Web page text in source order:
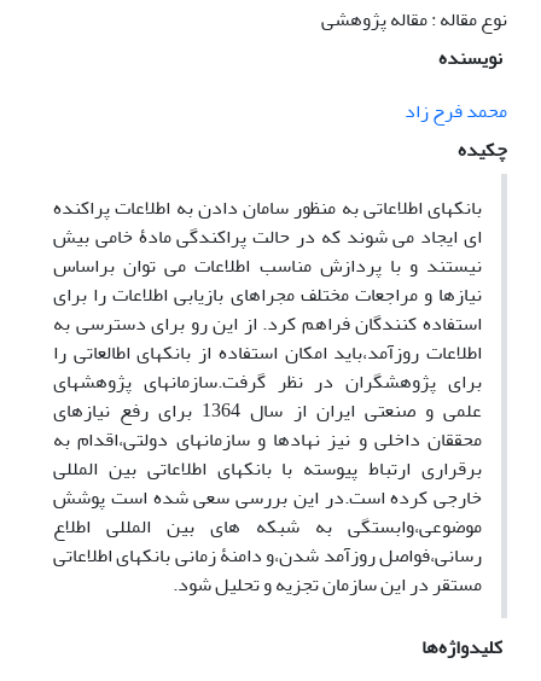
نوع مقاله : مقاله پژوهشی
نویسنده
محمد فرح زاد
چکیده
بانکهای اطلاعاتی به منظور سامان دادن به اطلاعات پراکنده
ای ایجاد می شوند که در حالت پراکندگی مادۀ خامی بیش
نیستند و با پردازش مناسب اطلاعات می توان براساس
نیازها و مراجعات مختلف مجراهای بازیابی اطلاعات را برای
استفاده کنندگان فراهم کرد. از این رو برای دسترسی به
اطلاعات روزآمد،باید امکان استفاده از بانکهای اطالعاتی را
برای پژوهشگران در نظر گرفت.سازمانهای پژوهشهای
علمی و صنعتی ایران از سال 1364 برای رفع نیازهای
محققان داخلی و نیز نهادها و سازمانهای دولتی،اقدام به
برقراری ارتباط پیوسته با بانکهای اطلاعاتی بین المللی
خارجی کرده است.در این بررسی سعی شده است پوشش
موضوعی،وابستگی به شبکه های بین المللی اطلاع
رسانی،فواصل روزآمد شدن،و دامنۀ زمانی بانکهای اطلاعاتی
مستقر در این سازمان تجزیه و تحلیل شود.
کلیدواژه‌ها